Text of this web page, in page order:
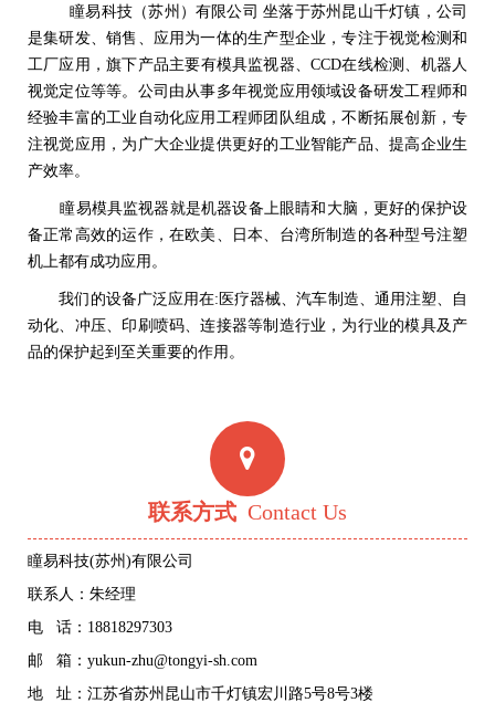
瞳易科技（苏州）有限公司 坐落于苏州昆山千灯镇，公司
是集研发、销售、应用为一体的生产型企业，专注于视觉检测和
工厂应用，旗下产品主要有模具监视器、CCD在线检测、机器人
视觉定位等等。公司由从事多年视觉应用领域设备研发工程师和
经验丰富的工业自动化应用工程师团队组成，不断拓展创新，专
注视觉应用，为广大企业提供更好的工业智能产品、提高企业生
产效率。
瞳易模具监视器就是机器设备上眼睛和大脑，更好的保护设
备正常高效的运作，在欧美、日本、台湾所制造的各种型号注塑
机上都有成功应用。
我们的设备广泛应用在:医疗器械、汽车制造、通用注塑、自
动化、冲压、印刷喷码、连接器等制造行业，为行业的模具及产
品的保护起到至关重要的作用。
联系方式 Contact Us
瞳易科技(苏州)有限公司
联系人：朱经理
电 话：18818297303
邮 箱：yukun-zhu@tongyi-sh.com
地 址：江苏省苏州昆山市千灯镇宏川路5号8号3楼